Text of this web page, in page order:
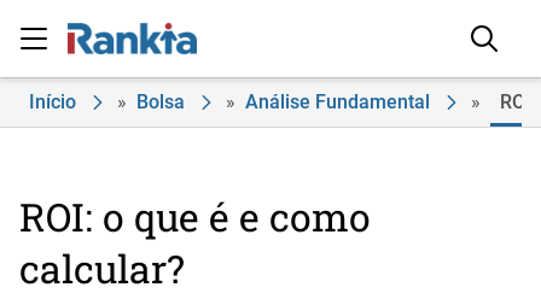
Início » Bolsa » Análise Fundamental »
ROI: o que é e como
calcular?